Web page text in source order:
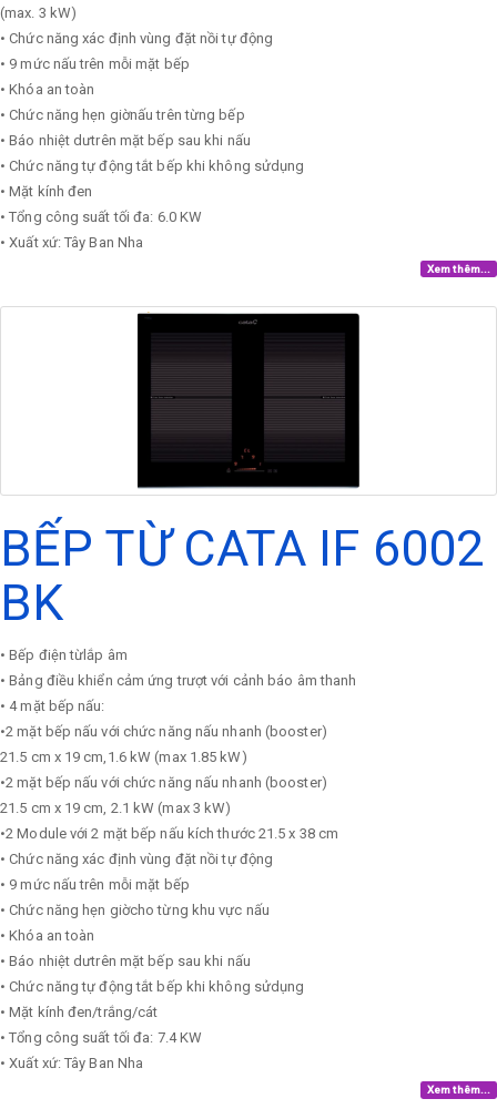
(max. 3 kW)
• Chức năng xác định vùng đặt nồi tự động
• 9 mức nấu trên mỗi mặt bếp
• Khóa an toàn
• Chức năng hẹn giờnấu trên từng bếp
• Báo nhiệt dưtrên mặt bếp sau khi nấu
• Chức năng tự động tắt bếp khi không sửdụng
• Mặt kính đen
• Tổng công suất tối đa: 6.0 KW
• Xuất xứ: Tây Ban Nha
Xem thêm...
BẾP TỪ CATA IF 6002
BK
• Bếp điện từlắp âm
• Bảng điều khiển cảm ứng trượt với cảnh báo âm thanh
• 4 mặt bếp nấu:
•2 mặt bếp nấu với chức năng nấu nhanh (booster)
21.5 cm x 19 cm,1.6 kW (max 1.85 kW)
•2 mặt bếp nấu với chức năng nấu nhanh (booster)
21.5 cm x 19 cm, 2.1 kW (max 3 kW)
•2 Module với 2 mặt bếp nấu kích thước 21.5 x 38 cm
• Chức năng xác định vùng đặt nồi tự động
• 9 mức nấu trên mỗi mặt bếp
• Chức năng hẹn giờcho từng khu vực nấu
• Khóa an toàn
• Báo nhiệt dưtrên mặt bếp sau khi nấu
• Chức năng tự động tắt bếp khi không sửdụng
• Mặt kính đen/trắng/cát
• Tổng công suất tối đa: 7.4 KW
• Xuất xứ: Tây Ban Nha
Xem thêm...